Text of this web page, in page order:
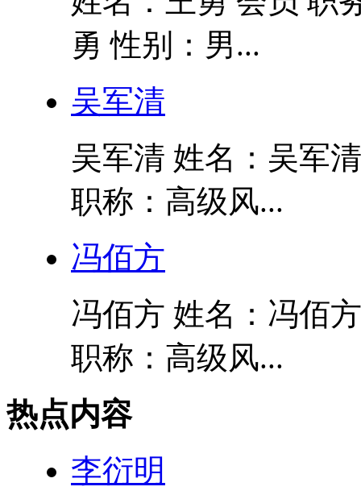
勇 性别：男...
吴军清
吴军清 姓名：吴军
职称：高级风...
冯佰方
冯佰方 姓名：冯佰
职称：高级风...
热点内容
李衍明